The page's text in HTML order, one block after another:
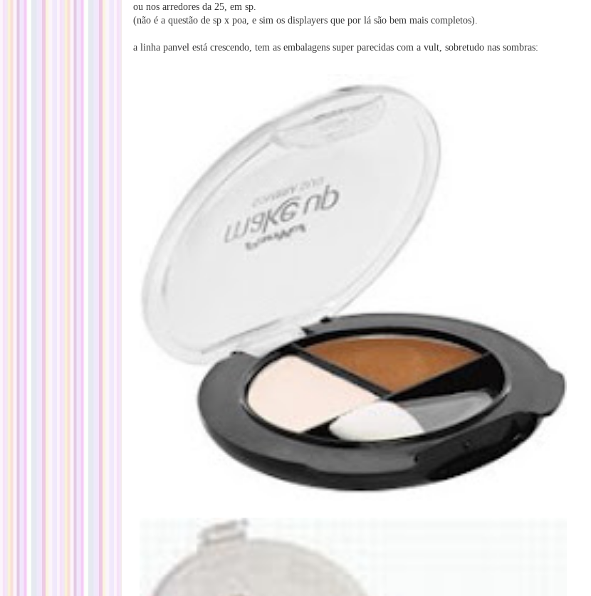
ou nos arredores da 25, em sp.
(não é a questão de sp x poa, e sim os displayers que por lá são bem mais completos).
a linha panvel está crescendo, tem as embalagens super parecidas com a vult, sobretudo nas sombras: